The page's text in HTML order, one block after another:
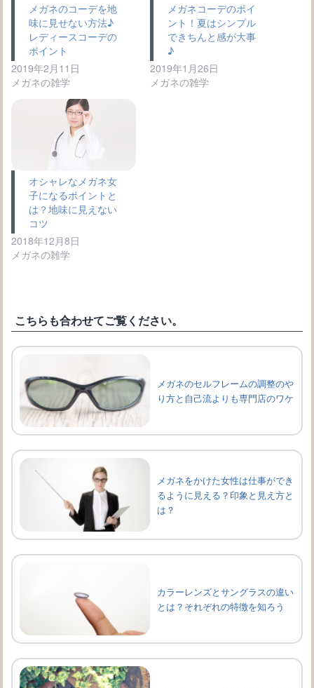
メガネのコーデを地
味に見せない方法♪
レディースコーデの
ポイント
2019年2月11日
メガネの雑学
メガネコーデのポイ
ント！夏はシンプル
できちんと感が大事
♪
2019年1月26日
メガネの雑学
オシャレなメガネ女
子になるポイントと
は？地味に見えない
コツ
2018年12月8日
メガネの雑学
こちらも合わせてご覧ください。
メガネのセルフレームの調整のや
り方と自己流よりも専門店のワケ
メガネをかけた女性は仕事ができ
るように見える？印象と見え方と
は？
カラーレンズとサングラスの違い
とは？それぞれの特徴を知ろう